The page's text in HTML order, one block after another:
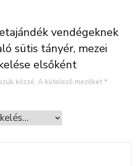
vendégeknek
sütis tányér, mezei
elsőként
közzé. A kötelező mezőket*